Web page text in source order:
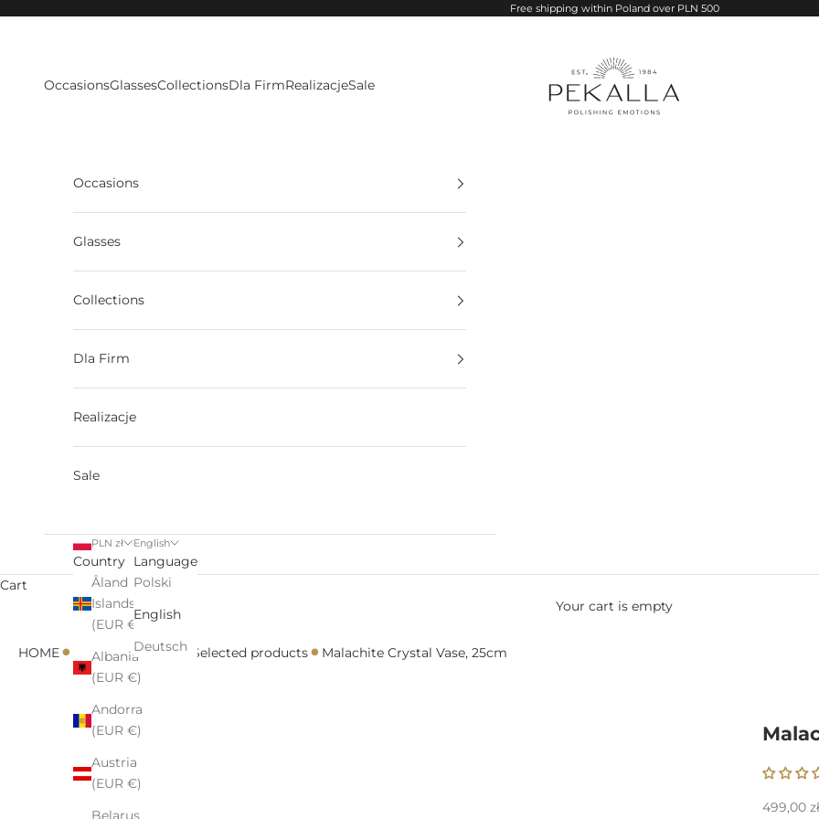
Free shipping within Poland over PLN 500
OccasionsGlassesCollectionsDla FirmRealizacjeSale
Occasions
Glasses
Collections
Dla Firm
Realizacje
Sale
PLN zł
Country
Åland
Islands
(EUR €)
Albania
(EUR €)
Andorra
(EUR €)
Austria
(EUR €)
Belarus
English
Language
Polski
English
Deutsch
Cart
Your cart is empty
HOME• Accessories•All• Selected products• Malachite Crystal Vase, 25cm
Sale price
499,00